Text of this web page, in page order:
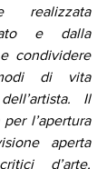
realizzata
e dalla
condividere
di vita
Il
l’apertura
aperta
d’arte,